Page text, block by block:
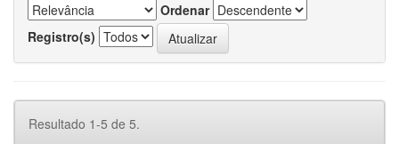
Ordenar
Registro(s)
Resultado 1-5 de 5.